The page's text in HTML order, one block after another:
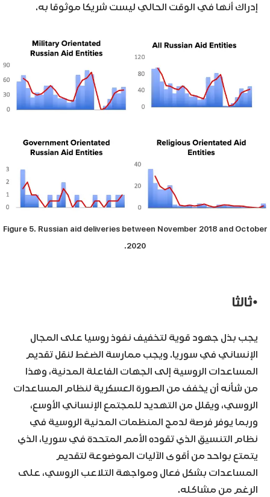
إدراك أنها في الوقت الحالي ليست شريكا موثوقا به.
Figure 5. Russian aid deliveries between November 2018 and October
2020.
•ثالثا
يجب بذل جهود قوية لتخفيف نفوذ روسيا على المجال
الإنساني في سوريا. ويجب ممارسة الضغط لنقل تقديم
المساعدات الروسية إلى الجهات الفاعلة المدنية، وهذا
من شأنه أن يخفف من الصورة العسكرية لنظام المساعدات
الروسي، ويقلل من التهديد للمجتمع الإنساني الأوسع،
وربما يوفر فرصة لدمج المنظمات المدنية الروسية في
نظام التنسيق الذي تقوده الأمم المتحدة في سوريا، الذي
يتمتع بواحد من أقوى الآليات الموضوعة لتقديم
المساعدات بشكل فعال ومواجهة التلاعب الروسي، على
الرغم من مشاكله.